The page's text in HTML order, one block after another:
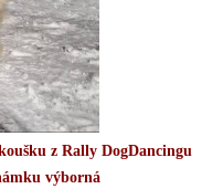
z Rally DogDancingu
výborná